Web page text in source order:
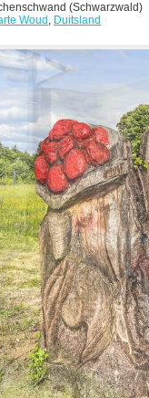
(Schwarzwald)
Woud , Duitsland